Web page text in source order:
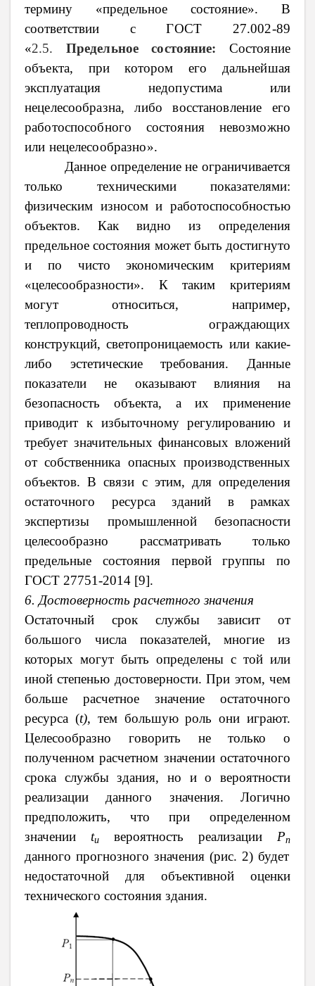
термину «предельное состояние». В
соответствии сГОСТ 27.002-89
«2.5. Предельное состояние: Состояние
объекта, при котором его дальнейшая
эксплуатация недопустима или
нецелесообразна, либо восстановление его
работоспособного состояния невозможно
или нецелесообразно».
Данное определение не ограничивается
только техническими показателями:
физическим износом и работоспособностью
объектов. Как видно из определения
предельное состояния может быть достигнуто
и по чисто экономическим критериям
«целесообразности». К таким критериям
могут относиться, например,
теплопроводность ограждающих
конструкций, светопроницаемость или какие-
либо эстетические требования. Данные
показатели не оказывают влияния на
безопасность объекта, а их применение
приводит к избыточному регулированию и
требует значительных финансовых вложений
от собственника опасных производственных
объектов. В связи с этим, для определения
остаточного ресурса зданий в рамках
экспертизы промышленной безопасности
целесообразно рассматривать только
предельные состояния первой группы по
ГОСТ 27751-2014 [9].
6. Достоверность расчетного значения
Остаточный срок службы зависит от
большого числа показателей, многие из
которых могут быть определены с той или
иной степенью достоверности. При этом, чем
больше расчетное значение остаточного
ресурса (t), тем большую роль они играют.
Целесообразно говорить не только о
полученном расчетном значении остаточного
срока службы здания, но и о вероятности
реализации данного значения. Логично
предположить, что при определенном
значении tu вероятность реализации Pn
данного прогнозного значения (рис. 2) будет
недостаточной для объективной оценки
технического состояния здания.